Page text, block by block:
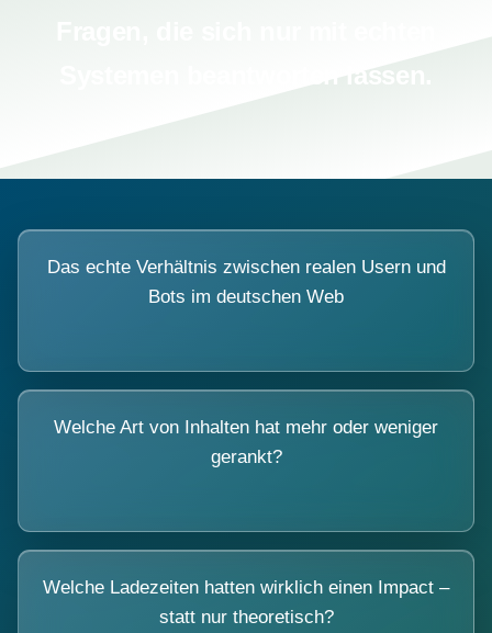
Das echte Verhältnis zwischen realen Usern und
Bots im deutschen Web
Welche Art von Inhalten hat mehr oder weniger
gerankt?
Welche Ladezeiten hatten wirklich einen Impact –
statt nur theoretisch?